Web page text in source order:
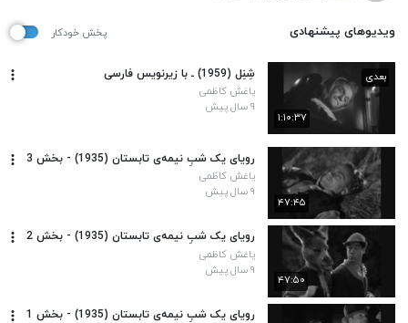
ویدیوهای پیشنهادی پخش خودکار
۱:۱۰:۳۷
بعدی شِنِل (1959) ـ با زیرنویس فارسی
یاغش کاظمی
۹ سال پیش
۴۷:۴۵
رویای یک شبِ نیمه‌ی تابستان (1935) - بخش 3
یاغش کاظمی
۹ سال پیش
۴۷:۵۰
رویای یک شبِ نیمه‌ی تابستان (1935) - بخش 2
یاغش کاظمی
۹ سال پیش
رویای یک شبِ نیمه‌ی تابستان (1935) - بخش 1